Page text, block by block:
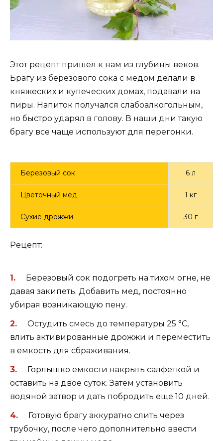
Этот рецепт пришел к нам из глубины веков.
Брагу из березового сока с медом делали в
княжеских и купеческих домах, подавали на
пиры. Напиток получался слабоалкогольным,
но быстро ударял в голову. В наши дни такую
брагу все чаще используют для перегонки.
Березовый сок 6 л
Цветочный мед 1 кг
Сухие дрожжи 30 г
Рецепт:
Березовый сок подогреть на тихом огне, не
давая закипеть. Добавить мед, постоянно
убирая возникающую пену.
Остудить смесь до температуры 25 °С,
влить активированные дрожжи и переместить
в емкость для сбраживания.
Горлышко емкости накрыть салфеткой и
оставить на двое суток. Затем установить
водяной затвор и дать побродить еще 10 дней.
Готовую брагу аккуратно слить через
трубочку, после чего дополнительно ввести